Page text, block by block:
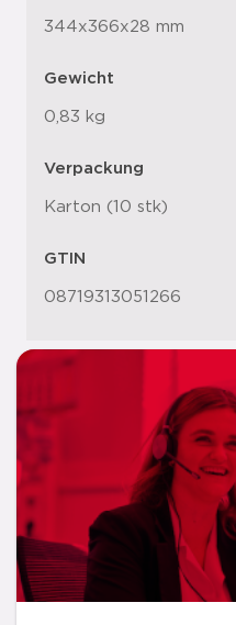
344x366x28 mm
Gewicht
0,83 kg
Verpackung
Karton (10 stk)
GTIN
08719313051266